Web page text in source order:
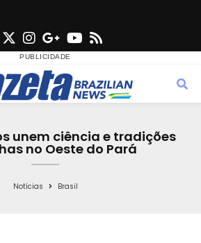
T
w
i
t
e
n
s
t
g
r
a
G
o
o
g
e
Y
u
t
b
s
unem ciência e tradições
no Oeste do Pará
Notícias Brasil